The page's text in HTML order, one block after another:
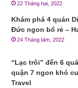
22 Tháng hai, 2022
Khám phá 4 quán
Đức ngon bổ rẻ –
24 Tháng tám, 2022
“Lạc trôi” đến 6
quận 7 ngon khó
Travel